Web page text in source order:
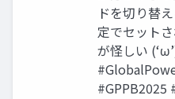
ドを切り替
定でセット
が怪しい
#GPPB2025